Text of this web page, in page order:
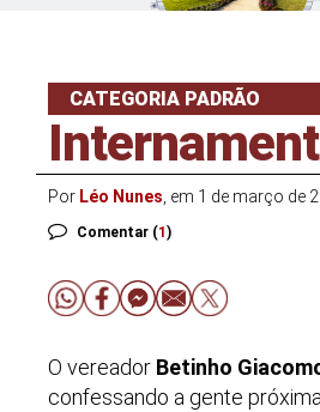
CATEGORIA PADRÃO
Por Léo Nunes, em 1 de março de
Comentar (1 )
O vereador Betinho
confessando a gente